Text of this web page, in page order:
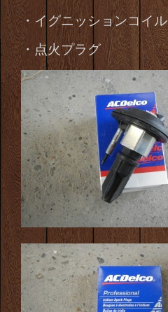
・イグニッションコイル
・点火プラグ